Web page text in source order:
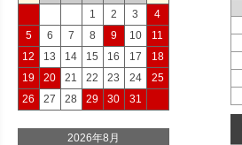
1
2 3
4
5
6 7 8 9 10
11
12
13 14 15 16 17
18
19
20 21 22 23 24
25
26
27 28 29 30 31
2026年8月